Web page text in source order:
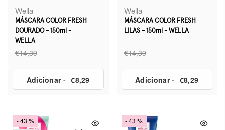
Wella
MÁSCARA COLOR FRESH
DOURADO - 150ml -
WELLA
€14,39
Adicionar- €8,29
Wella
MÁSCARA COLOR FRESH
LILAS - 150ml - WELLA
€14,39
Adicionar- €8,29
- 43 %
- 43 %